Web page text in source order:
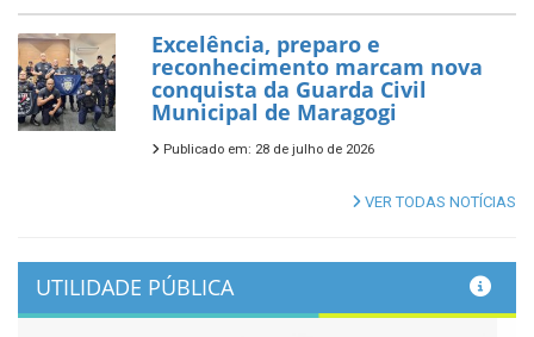
Excelência, preparo e
reconhecimento marcam nova
conquista da Guarda Civil
Municipal de Maragogi
Publicado em: 28 de julho de 2026
VER TODAS NOTÍCIAS
UTILIDADE PÚBLICA